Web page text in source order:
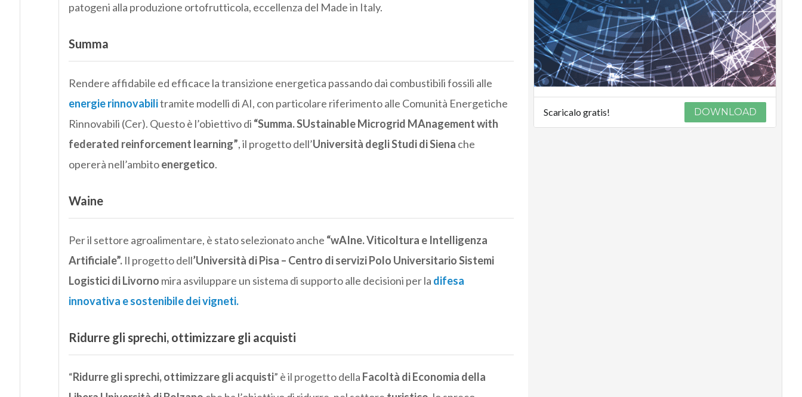
patogeni alla produzione ortofrutticola, eccellenza del Made in Italy.
Summa
Rendere affidabile ed efficace la transizione energetica passando dai combustibili fossili alle
energie rinnovabilitramite modelli di AI, con particolare riferimento alle Comunità Energetiche
Rinnovabili (Cer). Questo è l’obiettivo di “Summa. SUstainable Microgrid MAnagement with
federated reinforcement learning”, il progetto dell’Università degli Studi di Siena che
opererà nell’ambitoenergetico.
Waine
Per il settore agroalimentare, è stato selezionato anche “wAIne. Viticoltura e Intelligenza
Artificiale”. Il progetto dell’Università di Pisa – Centro di servizi Polo Universitario Sistemi
Logistici di Livorno mira asviluppare un sistema di supporto alle decisioni per la difesa
innovativa e sostenibile dei vigneti.
Ridurre gli sprechi, ottimizzare gli acquisti
“Ridurre gli sprechi, ottimizzare gli acquisti” è il progetto della Facoltà di Economia della
Scaricalo gratis! DOWNLOAD